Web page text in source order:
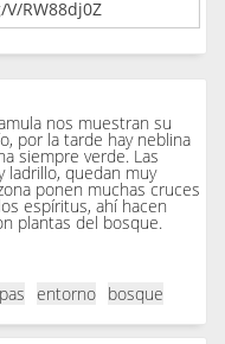
nos muestran su
por la tarde hay neblina
siempre verde. Las
ladrillo, quedan muy
ponen muchas cruces
espíritus, ahí hacen
plantas del bosque.
entorno bosque